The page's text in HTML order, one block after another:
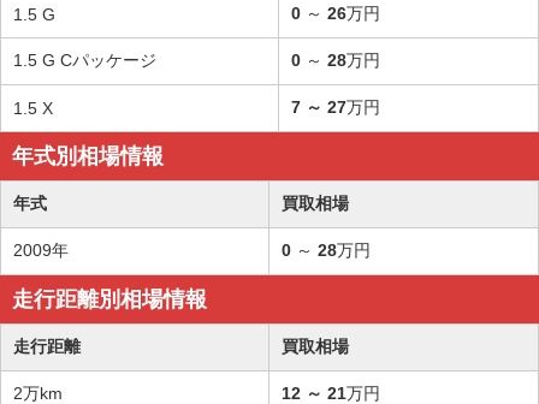
1.5 G 0 ～ 26万円
1.5 G Cパッケージ 0 ～ 28万円
1.5 X 7 ～ 27万円
年式別相場情報
年式 買取相場
2009年 0 ～ 28万円
走行距離別相場情報
走行距離 買取相場
2万km 12 ～ 21万円